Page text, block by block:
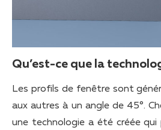
Qu’est-ce que la
Les profils de fenêtre sont
aux autres à un angle de 45°.
une technologie a été créée